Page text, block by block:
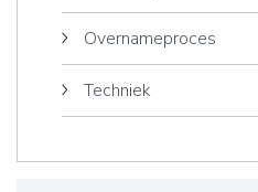
Overnameproces
Techniek